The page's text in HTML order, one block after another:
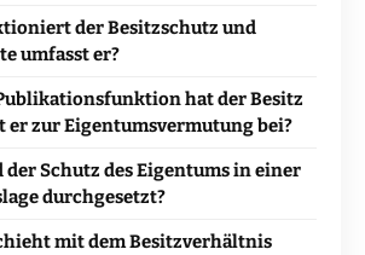
der Besitzschutz und
umfasst er?
hat der Besitz
er zur Eigentumsvermutung bei?
der Schutz des Eigentums in einer
durchgesetzt?
mit dem Besitzverhältnis